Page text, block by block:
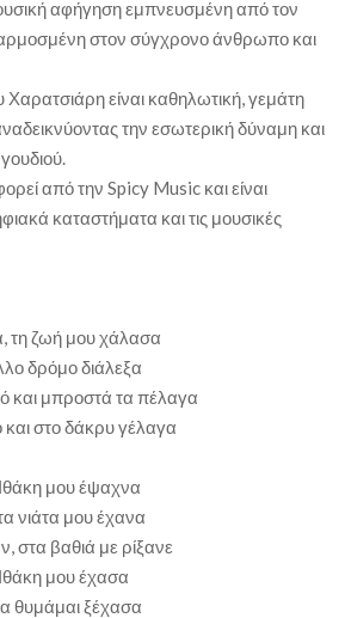
αφήγηση εμπνευσμένη από τον
στον σύγχρονο άνθρωπο και
είναι καθηλωτική, γεμάτη
την εσωτερική δύναμη και
από την Spicy Music και είναι
καταστήματα και τις μουσικές
τη ζωή μου χάλασα
δρόμο διάλεξα
και μπροστά τα πέλαγα
στο δάκρυ γέλαγα
μου έψαχνα
νιάτα μου έχανα
στα βαθιά με ρίξανε
μου έχασα
θυμάμαι ξέχασα